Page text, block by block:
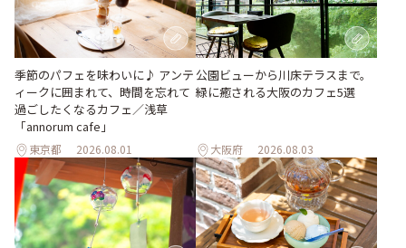
季節のパフェを味わいに♪ アンテ
ィークに囲まれて、時間を忘れて
過ごしたくなるカフェ／浅草
「annorum cafe」
東京都 2026.08.01
公園ビューから川床テラスまで。
緑に癒される大阪のカフェ5選
大阪府 2026.08.03